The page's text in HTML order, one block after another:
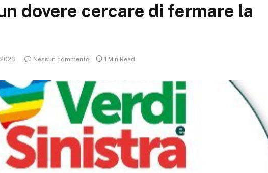
dovere cercare di fermare la
Nessun commento 1 Min Read